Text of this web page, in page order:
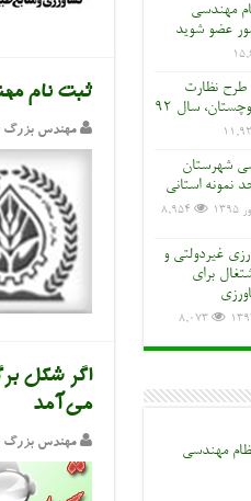
ثبت نام
مهندس بزرگ
اگر شکل
می‌آمد
مهندس بزرگ
مهندسی
عضو شوید
طرح نظارت
سال 92
شهرستان
نمونه استانی
8,954
غیردولتی و
برای
8,073
مهندسی